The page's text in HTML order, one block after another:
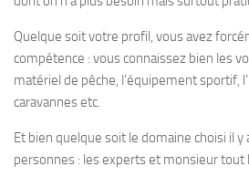
Quelque soit votre profil, vous avez
compétence : vous connaissez bien les
matériel de pêche, l’équipement sportif,
caravannes etc.
Et bien quelque soit le domaine choisi il
personnes : les experts et monsieur tout